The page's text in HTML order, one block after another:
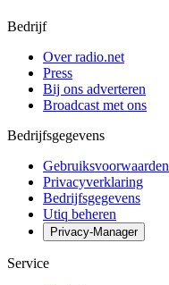
Bedrijf
Over radio.net
Press
Bij ons adverteren
Broadcast met ons
Bedrijfsgegevens
Gebruiksvoorwaarden
Privacyverklaring
Bedrijfsgegevens
Utiq beheren
Privacy-Manager
Service